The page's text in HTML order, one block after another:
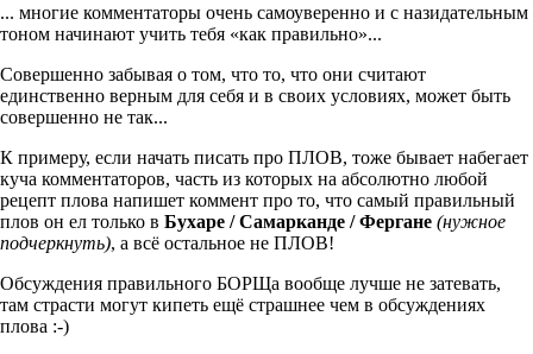
... многие комментаторы очень самоуверенно и с назидательным
тоном начинают учить тебя «как правильно»...
Совершенно забывая о том, что то, что они считают
единственно верным для себя и в своих условиях, может быть
совершенно не так...
К примеру, если начать писать про ПЛОВ, тоже бывает набегает
куча комментаторов, часть из которых на абсолютно любой
рецепт плова напишет коммент про то, что самый правильный
плов он ел только в Бухаре / Самарканде / Фергане (нужное
подчеркнуть), а всё остальное не ПЛОВ!
Обсуждения правильного БОРЩа вообще лучше не затевать,
там страсти могут кипеть ещё страшнее чем в обсуждениях
плова :-)